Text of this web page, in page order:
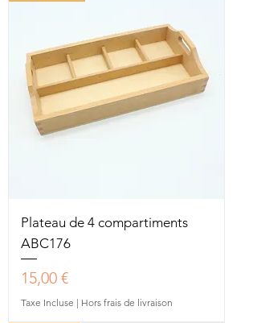
Plateau de 4 compartiments
ABC176
Prix
15,00 €
Taxe Incluse | Hors frais de livraison